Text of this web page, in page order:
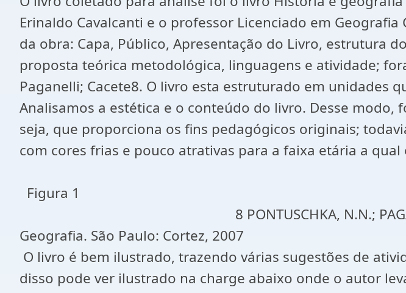
Erinaldo Cavalcanti e o professor Licenciado em
da obra: Capa, Público, Apresentação do Livro, estrutura
proposta teórica metodológica, linguagens e atividade;
Paganelli; Cacete8. O livro esta estruturado em unidades
Analisamos a estética e o conteúdo do livro. Desse
seja, que proporciona os fins pedagógicos originais;
com cores frias e pouco atrativas para a faixa etária a
Figura 1
8 PONTUSCHKA, N.N.; PAGANELLI, T.I.;
Geografia. São Paulo: Cortez, 2007
O livro é bem ilustrado, trazendo várias sugestões de
disso pode ver ilustrado na charge abaixo onde o autor